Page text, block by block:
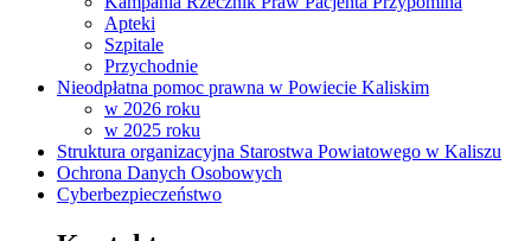
Apteki
Szpitale
Przychodnie
Nieodpłatna pomoc prawna w Powiecie Kaliskim
w 2026 roku
w 2025 roku
Struktura organizacyjna Starostwa Powiatowego w Kaliszu
Ochrona Danych Osobowych
Cyberbezpieczeństwo